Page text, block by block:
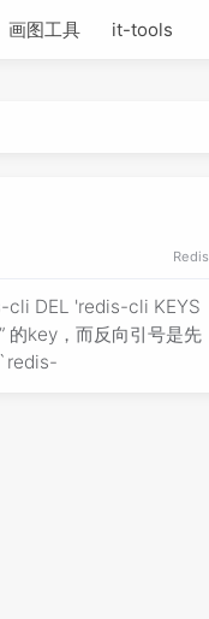
画图工具 it-tools
Redis
cli DEL 'redis-cli KEYS
key，而反向引号是先